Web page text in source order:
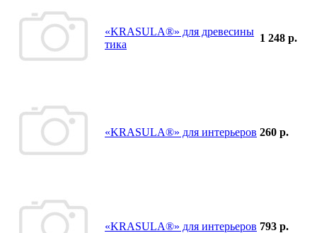
«KRASULA®» для древесины
тика
1 248 р.
«KRASULA®» для интерьеров 260 р.
«KRASULA®» для интерьеров 793 р.